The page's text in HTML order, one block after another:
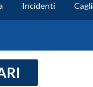
Incidenti